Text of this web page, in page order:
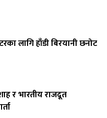
लागि हाँडी बिरयानी छनोट
शाह र भारतीय राजदूत